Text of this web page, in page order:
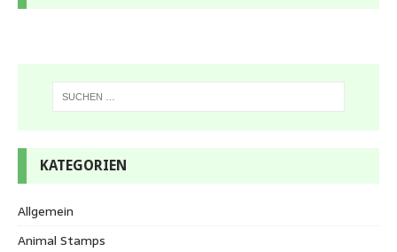
KATEGORIEN
Allgemein
Animal Stamps